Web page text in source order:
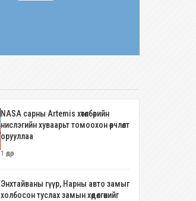
NASA сарны Artemis хөтөлбөрийн
нислэгийн хуваарьт томоохон өөрчлөлт
орууллаа
1 өдөр
Энхтайваны гүүр, Нарны авто замыг
холбосон туслах замын хөдөлгөөнийг